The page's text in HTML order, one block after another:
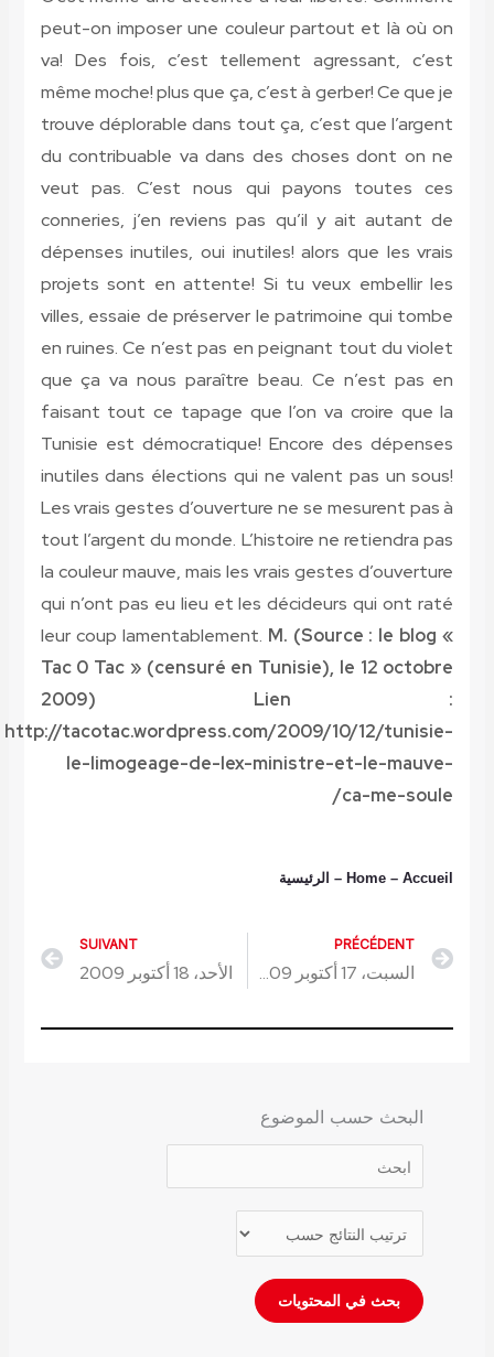
peut-on imposer une couleur partout et là où on
va! Des fois, c’est tellement agressant, c’est
même moche! plus que ça, c’est à gerber! Ce que je
trouve déplorable dans tout ça, c’est que l’argent
du contribuable va dans des choses dont on ne
veut pas. C’est nous qui payons toutes ces
conneries, j’en reviens pas qu’il y ait autant de
dépenses inutiles, oui inutiles! alors que les vrais
projets sont en attente! Si tu veux embellir les
villes, essaie de préserver le patrimoine qui tombe
en ruines. Ce n’est pas en peignant tout du violet
que ça va nous paraître beau. Ce n’est pas en
faisant tout ce tapage que l’on va croire que la
Tunisie est démocratique! Encore des dépenses
inutiles dans élections qui ne valent pas un sous!
Les vrais gestes d’ouverture ne se mesurent pas à
tout l’argent du monde. L’histoire ne retiendra pas
la couleur mauve, mais les vrais gestes d’ouverture
qui n’ont pas eu lieu et les décideurs qui ont raté
leur coup lamentablement. M. (Source : le blog «
Tac 0 Tac » (censuré en Tunisie), le 12 octobre
2009) Lien :
http://tacotac.wordpress.com/2009/10/12/tunisie-
le-limogeage-de-lex-ministre-et-le-mauve-
ca-me-soule/
Home – Accueil
– الرئيسية
Prev
PRÉCÉDENT
السبت، 17 أكتوبر 2009
SUIVANT
الأحد، 18 أكتوبر 2009
البحث حسب الموضوع